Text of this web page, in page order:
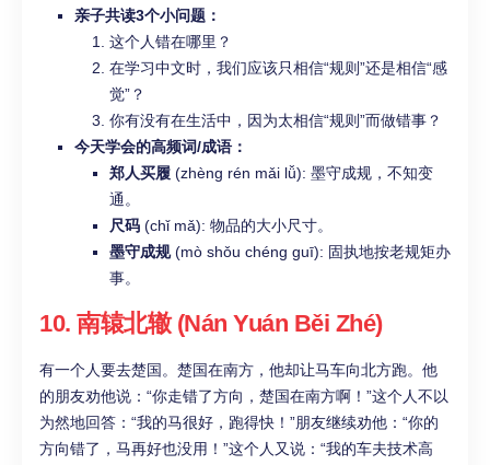
亲子共读3个小问题：
这个人错在哪里？
在学习中文时，我们应该只相信“规则”还是相信“感
觉”？
你有没有在生活中，因为太相信“规则”而做错事？
今天学会的高频词/成语：
郑人买履 (zhèng rén mǎi lǚ): 墨守成规，不知变
通。
尺码 (chǐ mǎ): 物品的大小尺寸。
墨守成规(mò shǒu chéng guī): 固执地按老规矩办
事。
10. 南辕北辙 (Nán Yuán Běi Zhé)
有一个人要去楚国。楚国在南方，他却让马车向北方跑。他
的朋友劝他说：“你走错了方向，楚国在南方啊！”这个人不以
为然地回答：“我的马很好，跑得快！”朋友继续劝他：“你的
方向错了，马再好也没用！”这个人又说：“我的车夫技术高